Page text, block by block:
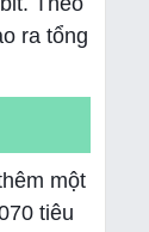
ra tổng
một
tiêu